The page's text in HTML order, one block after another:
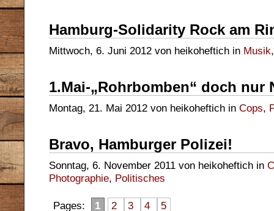
Hamburg-Solidarity Rock am
Mittwoch, 6. Juni 2012 von heikoheftich in Musik
1.Mai-„Rohrbomben“ doch nur
Montag, 21. Mai 2012 von heikoheftich in Cops,
Bravo, Hamburger Polizei!
Sonntag, 6. November 2011 von heikoheftich in
Photographie, Politisches
Pages: 1 2 3 4 5